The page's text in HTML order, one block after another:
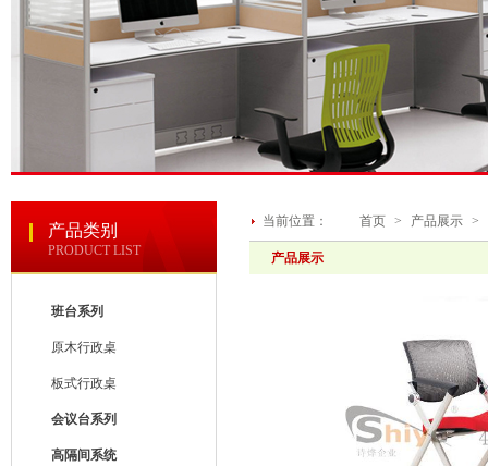
产品类别
PRODUCT LIST
班台系列
原木行政桌
板式行政桌
会议台系列
高隔间系统
当前位置： 首页 > 产品展示 >
产品展示